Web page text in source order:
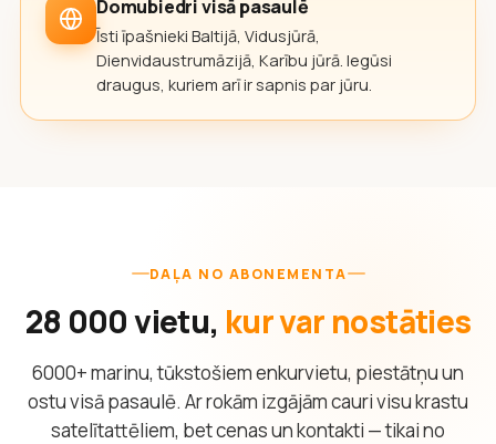
Domubiedri visā pasaulē
Īsti īpašnieki Baltijā, Vidusjūrā,
Dienvidaustrumāzijā, Karību jūrā. Iegūsi
draugus, kuriem arī ir sapnis par jūru.
DAĻA NO ABONEMENTA
28 000 vietu, kur var nostāties
6000+ marinu, tūkstošiem enkurvietu, piestātņu un
ostu visā pasaulē. Ar rokām izgājām cauri visu krastu
satelītattēliem, bet cenas un kontakti — tikai no